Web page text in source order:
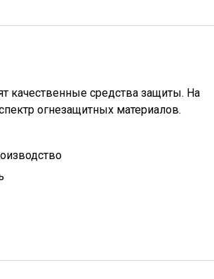
качественные средства защиты. На
огнезащитных материалов.